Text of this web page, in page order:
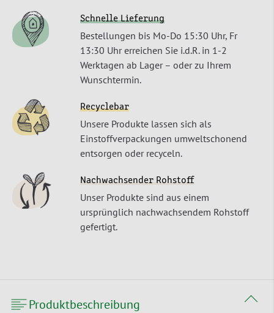
Schnelle Lieferung
Bestellungen bis Mo-Do 15:30 Uhr, Fr
13:30 Uhr erreichen Sie i.d.R. in 1-2
Werktagen ab Lager – oder zu Ihrem
Wunschtermin.
Recyclebar
Unsere Produkte lassen sich als
Einstoffverpackungen umweltschonend
entsorgen oder recyceln.
Nachwachsender Rohstoff
Unser Produkte sind aus einem
ursprünglich nachwachsendem Rohstoff
gefertigt.
Produktbeschreibung